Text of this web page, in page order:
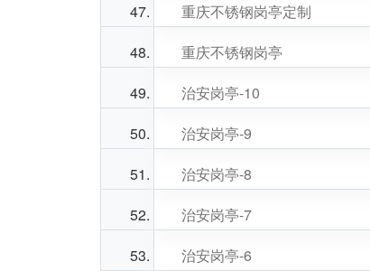
重庆不锈钢岗亭定制
重庆不锈钢岗亭
治安岗亭-10
治安岗亭-9
治安岗亭-8
治安岗亭-7
治安岗亭-6